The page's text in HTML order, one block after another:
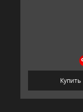
Купить